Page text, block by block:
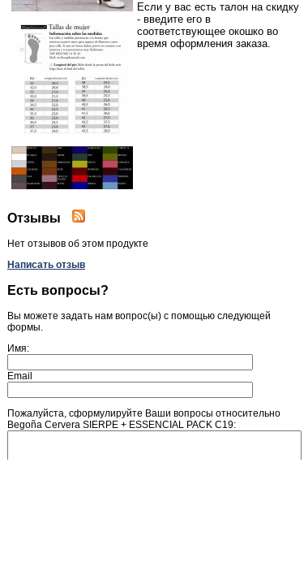
Если у вас есть талон на скидку
- введите его в
соответствующее окошко во
время оформления заказа.
Отзывы
Нет отзывов об этом продукте
Написать отзыв
Есть вопросы?
Вы можете задать нам вопрос(ы) с помощью следующей
формы.
Имя:
Email
Пожалуйста, сформулируйте Ваши вопросы относительно
Begoña Cervera SIERPE + ESSENCIAL PACK C19: